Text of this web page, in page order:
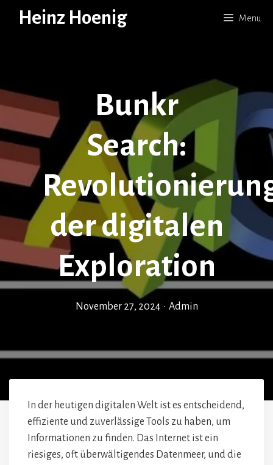
Heinz Hoenig Menu
Bunkr
Search:
der digitalen
Exploration
November 27, 2024 • Admin
In der heutigen digitalen Welt ist es entscheidend,
effiziente und zuverlässige Tools zu haben, um
Informationen zu finden. Das Internet ist ein
riesiges, oft überwältigendes Datenmeer, und die